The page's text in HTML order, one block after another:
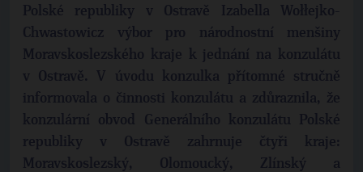
Polské republiky v Ostravě Izabella Wołłejko-
Chwastowicz výbor pro národnostní menšiny
Moravskoslezského kraje k jednání na konzulátu
v Ostravě. V úvodu konzulka přítomné stručně
informovala o činnosti konzulátu a zdůraznila, že
konzulární obvod Generálního konzulátu Polské
republiky v Ostravě zahrnuje čtyři kraje:
Moravskoslezský, Olomoucký, Zlínský a